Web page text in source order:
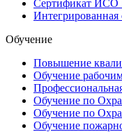
Сертификат ИСО
Интегрированная
Обучение
Повышение
Обучение
Обучение по
Обучение по
Обучение